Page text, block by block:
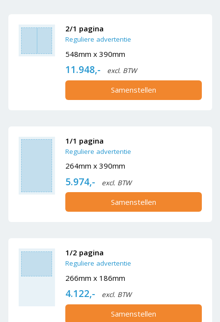
2/1 pagina
Reguliere advertentie
548mm x 390mm
11.948,- excl. BTW
Samenstellen
1/1 pagina
Reguliere advertentie
264mm x 390mm
5.974,- excl. BTW
Samenstellen
1/2 pagina
Reguliere advertentie
266mm x 186mm
4.122,- excl. BTW
Samenstellen